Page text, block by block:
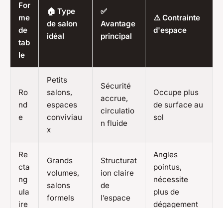
For
me
de
tab
le
🏠 Type
de salon
idéal
✅
Avantage
principal
⚠️ Contrainte
d'espace
Ro
nd
e
Petits
salons,
espaces
conviviau
x
Sécurité
accrue,
circulatio
n fluide
Occupe plus
de surface au
sol
Re
cta
ng
ula
ire
Grands
volumes,
salons
formels
Structurat
ion claire
de
l’espace
Angles
pointus,
nécessite
plus de
dégagement